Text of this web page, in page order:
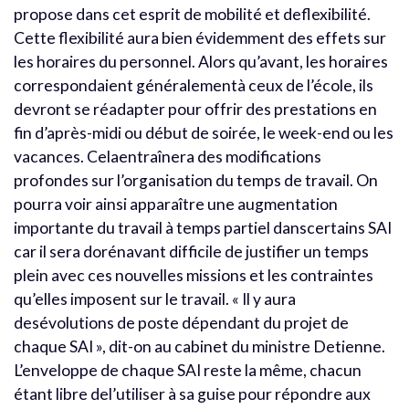
propose dans cet esprit de mobilité et deflexibilité.
Cette flexibilité aura bien évidemment des effets sur
les horaires du personnel. Alors qu’avant, les horaires
correspondaient généralementà ceux de l’école, ils
devront se réadapter pour offrir des prestations en
fin d’après-midi ou début de soirée, le week-end ou les
vacances. Celaentraînera des modifications
profondes sur l’organisation du temps de travail. On
pourra voir ainsi apparaître une augmentation
importante du travail à temps partiel danscertains SAI
car il sera dorénavant difficile de justifier un temps
plein avec ces nouvelles missions et les contraintes
qu’elles imposent sur le travail. « Il y aura
desévolutions de poste dépendant du projet de
chaque SAI », dit-on au cabinet du ministre Detienne.
L’enveloppe de chaque SAI reste la même, chacun
étant libre del’utiliser à sa guise pour répondre aux